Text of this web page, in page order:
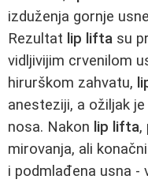
izduženja gornje
Rezultat lip lifta su
vidljivijim crvenilom
hirurškom zahvatu,
anesteziji, a ožiljak
nosa. Nakon lip lifta,
mirovanja, ali
i podmlađena usna -